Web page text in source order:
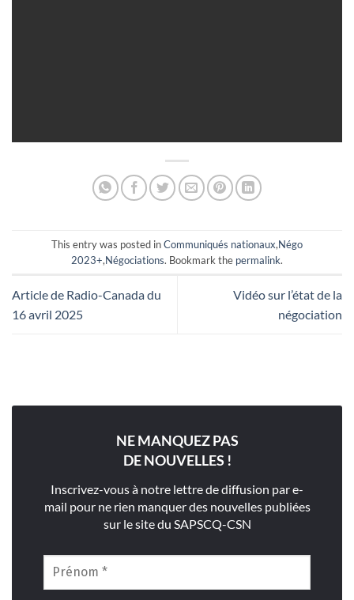
This entry was posted inCommuniqués nationaux,Négo
2023+,Négociations. Bookmark the permalink.
Article de Radio-Canada du
16 avril 2025
Vidéo sur l’état de la
négociation
NE MANQUEZ PAS
DE NOUVELLES !
Inscrivez-vous à notre lettre de diffusion par e-
mail pour ne rien manquer des nouvelles publiées
sur le site du SAPSCQ-CSN